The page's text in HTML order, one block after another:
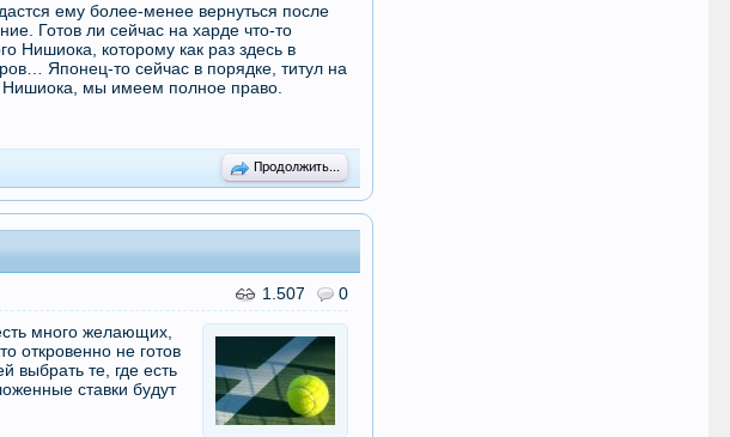
ему более-менее вернуться после
Готов ли сейчас на харде что-то
Нишиока, которому как раз здесь в
Японец-то сейчас в порядке, титул на
Нишиока, мы имеем полное право.
Продолжить...
0
1.507
много желающих,
откровенно не готов
выбрать те, где есть
ставки будут